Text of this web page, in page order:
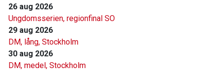
26 aug 2026
Ungdomsserien, regionfinal SO
29 aug 2026
DM, lång, Stockholm
30 aug 2026
DM, medel, Stockholm